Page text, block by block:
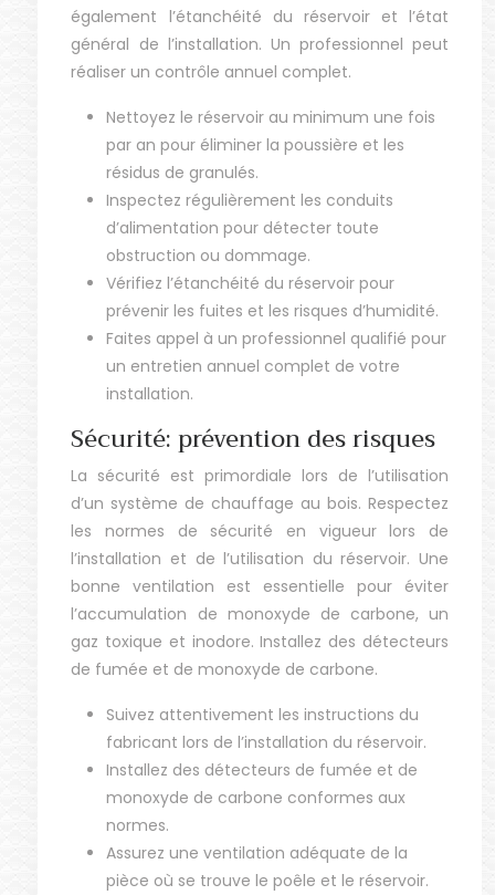
également l’étanchéité du réservoir et l’état
général de l’installation. Un professionnel peut
réaliser un contrôle annuel complet.
Nettoyez le réservoir au minimum une fois
par an pour éliminer la poussière et les
résidus de granulés.
Inspectez régulièrement les conduits
d’alimentation pour détecter toute
obstruction ou dommage.
Vérifiez l’étanchéité du réservoir pour
prévenir les fuites et les risques d’humidité.
Faites appel à un professionnel qualifié pour
un entretien annuel complet de votre
installation.
Sécurité: prévention des risques
La sécurité est primordiale lors de l’utilisation
d’un système de chauffage au bois. Respectez
les normes de sécurité en vigueur lors de
l’installation et de l’utilisation du réservoir. Une
bonne ventilation est essentielle pour éviter
l’accumulation de monoxyde de carbone, un
gaz toxique et inodore. Installez des détecteurs
de fumée et de monoxyde de carbone.
Suivez attentivement les instructions du
fabricant lors de l’installation du réservoir.
Installez des détecteurs de fumée et de
monoxyde de carbone conformes aux
normes.
Assurez une ventilation adéquate de la
pièce où se trouve le poêle et le réservoir.